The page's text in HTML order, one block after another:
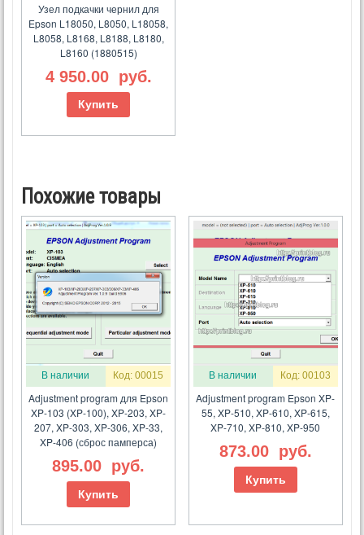
Узел подкачки чернил для
Epson L18050, L8050, L18058,
L8058, L8168, L8188, L8180,
L8160 (1880515)
4 950.00 руб.
Купить
Похожие товары
В наличии Код: 00015
Adjustment program для Epson
XP-103 (XP-100), XP-203, XP-
207, XP-303, XP-306, XP-33,
XP-406 (сброс памперса)
895.00 руб.
Купить
В наличии Код: 00103
Adjustment program Epson XP-
55, XP-510, XP-610, XP-615,
XP-710, XP-810, XP-950
873.00 руб.
Купить